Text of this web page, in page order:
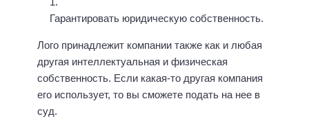
Гарантировать юридическую собственность.
Лого принадлежит компании также как и любая
другая интеллектуальная и физическая
собственность. Если какая-то другая компания
его использует, то вы сможете подать на нее в
суд.